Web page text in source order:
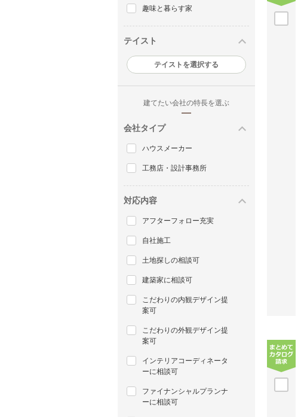
趣味と暮らす家
テイスト
テイストを選択する
建てたい会社の特長を選ぶ
会社タイプ
ハウスメーカー
工務店・設計事務所
対応内容
アフターフォロー充実
自社施工
土地探しの相談可
建築家に相談可
こだわりの内観デザイン提
案可
こだわりの外観デザイン提
案可
インテリアコーディネータ
ーに相談可
ファイナンシャルプランナ
ーに相談可